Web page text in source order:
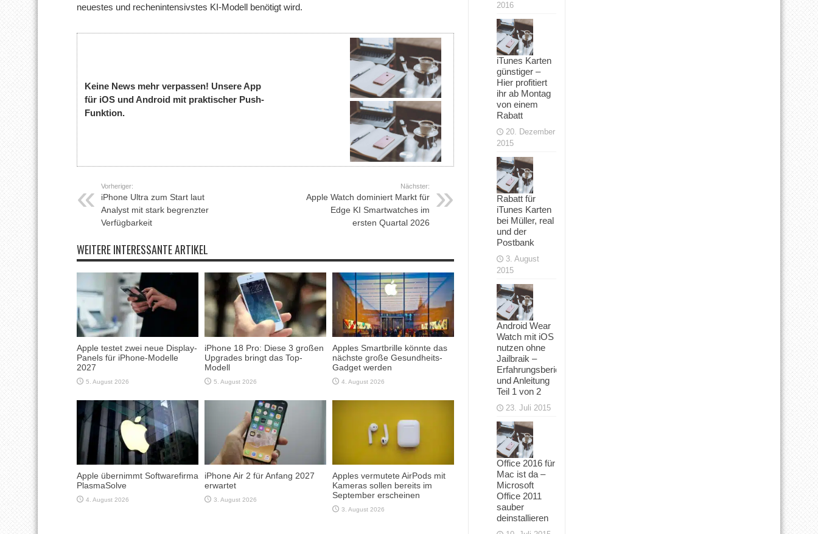
neuestes und rechenintensivstes KI-Modell benötigt wird.
Keine News mehr verpassen! Unsere App
für iOS und Android mit praktischer Push-
Funktion.
Vorheriger:
iPhone Ultra zum Start laut
Analyst mit stark begrenzter
Verfügbarkeit
Nächster:
Apple Watch dominiert Markt für
Edge KI Smartwatches im
ersten Quartal 2026
WEITERE INTERESSANTE ARTIKEL
Apple testet zwei neue Display-
Panels für iPhone-Modelle
2027
5. August 2026
iPhone 18 Pro: Diese 3 großen
Upgrades bringt das Top-
Modell
5. August 2026
Apples Smartbrille könnte das
nächste große Gesundheits-
Gadget werden
4. August 2026
Apple übernimmt Softwarefirma
PlasmaSolve
4. August 2026
iPhone Air 2 für Anfang 2027
erwartet
3. August 2026
Apples vermutete AirPods mit
Kameras sollen bereits im
September erscheinen
3. August 2026
2016
iTunes Karten
günstiger –
Hier profitiert
ihr ab Montag
von einem
Rabatt
20. Dezember
2015
Rabatt für
iTunes Karten
bei Müller, real
und der
Postbank
3. August
2015
Android Wear
Watch mit iOS
nutzen ohne
Jailbraik –
Erfahrungsbericht
und Anleitung
Teil 1 von 2
23. Juli 2015
Office 2016 für
Mac ist da –
Microsoft
Office 2011
sauber
deinstallieren